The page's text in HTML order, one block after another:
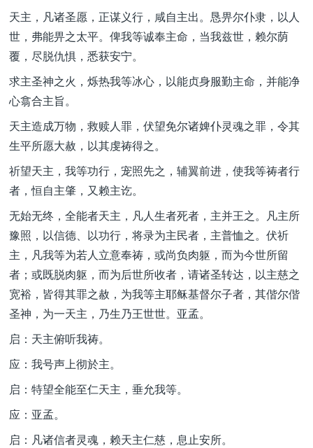
天主，凡诸圣愿，正谋义行，咸自主出。恳畀尔仆隶，以人
世，弗能畀之太平。俾我等诚奉主命，当我兹世，赖尔荫
覆，尽脱仇惧，悉获安宁。
求主圣神之火，烁热我等冰心，以能贞身服勤主命，并能净
心翕合主旨。
天主造成万物，救赎人罪，伏望免尔诸婢仆灵魂之罪，令其
生平所愿大赦，以其虔祷得之。
祈望天主，我等功行，宠照先之，辅翼前进，使我等祷者行
者，恒自主肇，又赖主讫。
无始无终，全能者天主，凡人生者死者，主并王之。凡主所
豫照，以信德、以功行，将录为主民者，主普恤之。伏祈
主，凡我等为若人立意奉祷，或尚负肉躯，而为今世所留
者；或既脱肉躯，而为后世所收者，请诸圣转达，以主慈之
宽裕，皆得其罪之赦，为我等主耶稣基督尔子者，其偕尔偕
圣神，为一天主，乃生乃王世世。亚孟。
启：天主俯听我祷。
应：我号声上彻於主。
启：特望全能至仁天主，垂允我等。
应：亚孟。
启：凡诸信者灵魂，赖天主仁慈，息止安所。